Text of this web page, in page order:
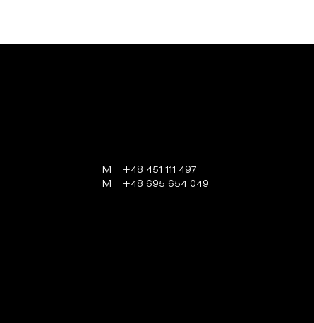
M +48 451 111 497
M +48 695 654 049